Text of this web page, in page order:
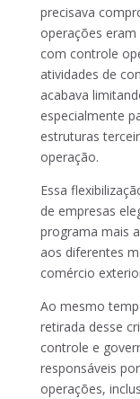
precisava
operações
com controle
atividades de
acabava
especialmente
estruturas
operação.
Essa
de empresas
programa mais
aos diferentes
comércio
Ao mesmo
retirada desse
controle e
responsáveis
operações,